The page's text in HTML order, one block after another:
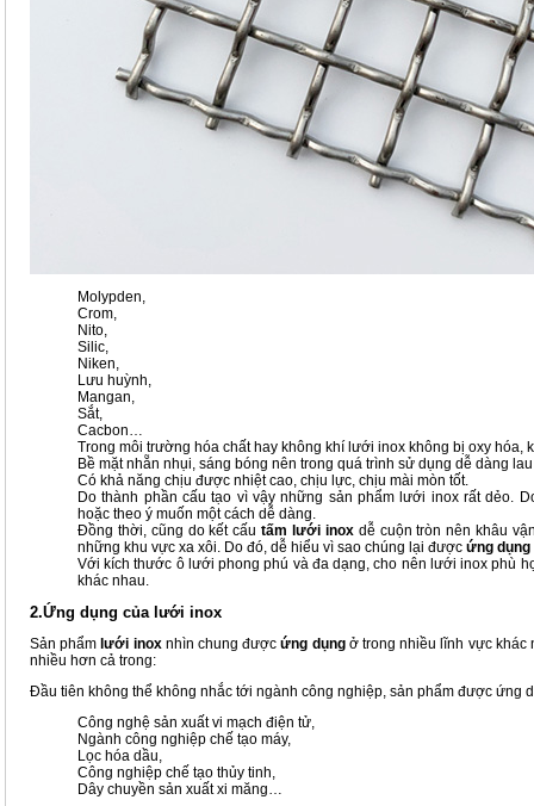
Molypden,
Crom,
Nito,
Silic,
Niken,
Lưu huỳnh,
Mangan,
Sắt,
Cacbon…
Trong môi trường hóa chất hay không khí lưới inox không bị oxy hóa,
Bề mặt nhẵn nhụi, sáng bóng nên trong quá trình sử dụng dễ dàng
Có khả năng chịu được nhiệt cao, chịu lực, chịu mài mòn tốt.
Do thành phần cấu tạo vì vậy những sản phẩm lưới inox rất dẻo.
hoặc theo ý muốn một cách dễ dàng.
Đồng thời, cũng do kết cấutấm lưới inoxdễ cuộn tròn nên khâu
những khu vực xa xôi. Do đó, dễ hiểu vì sao chúng lại được ứng dụng
Với kích thước ô lưới phong phú và đa dạng, cho nên lưới inox phù
khác nhau.
2.Ứng dụng của lưới inox
Sản phẩm lưới inoxnhìn chung đượcứng dụngở trong nhiều lĩnh vực khác
nhiều hơn cả trong:
Đầu tiên không thể không nhắc tới ngành công nghiệp, sản phẩm được ứng
Công nghệ sản xuất vi mạch điện tử,
Ngành công nghiệp chế tạo máy,
Lọc hóa dầu,
Công nghiệp chế tạo thủy tinh,
Dây chuyền sản xuất xi măng…